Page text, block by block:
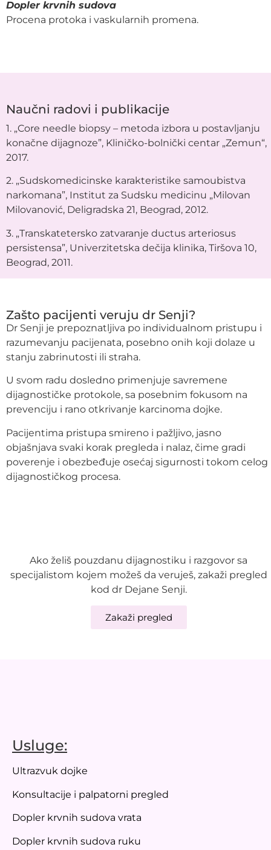
Dopler krvnih sudova
Procena protoka i vaskularnih promena.
Naučni radovi i publikacije
1. „Core needle biopsy – metoda izbora u postavljanju
konačne dijagnoze”, Kliničko-bolnički centar „Zemun“,
2017.
2. „Sudskomedicinske karakteristike samoubistva
narkomana”, Institut za Sudsku medicinu „Milovan
Milovanović, Deligradska 21, Beograd, 2012.
3. „Transkatetersko zatvaranje ductus arteriosus
persistensa”, Univerzitetska dečija klinika, Tiršova 10,
Beograd, 2011.
Zašto pacijenti veruju dr Senji?
Dr Senji je prepoznatljiva po individualnom pristupu i
razumevanju pacijenata, posebno onih koji dolaze u
stanju zabrinutosti ili straha.
U svom radu dosledno primenjuje savremene
dijagnostičke protokole, sa posebnim fokusom na
prevenciju i rano otkrivanje karcinoma dojke.
Pacijentima pristupa smireno i pažljivo, jasno
objašnjava svaki korak pregleda i nalaz, čime gradi
poverenje i obezbeđuje osećaj sigurnosti tokom celog
dijagnostičkog procesa.
Ako želiš pouzdanu dijagnostiku i razgovor sa
specijalistom kojem možeš da veruješ, zakaži pregled
kod dr Dejane Senji.
Zakaži pregled
Usluge:
Ultrazvuk dojke
Konsultacije i palpatorni pregled
Dopler krvnih sudova vrata
Dopler krvnih sudova ruku